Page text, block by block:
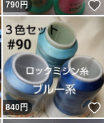
います。
シンガー JUKI
いいね！
790円
いいね！
840円